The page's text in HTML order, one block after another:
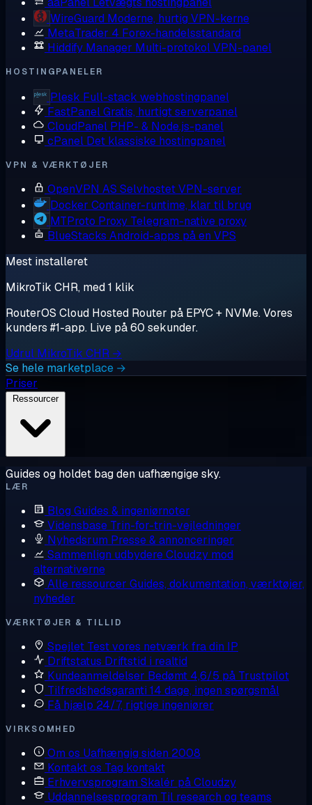
WireGuard Moderne, hurtig VPN-kerne
MetaTrader 4 Forex-handelsstandard
Hiddify Manager Multi-protokol VPN-panel
HOSTINGPANELER
Plesk Full-stack webhostingpanel
FastPanelGratis, hurtigt serverpanel
CloudPanel PHP- & Node.js-panel
cPanel Det klassiske hostingpanel
VPN & VÆRKTØJER
OpenVPN AS Selvhostet VPN-server
Docker Container-runtime, klar til brug
MTProto Proxy Telegram-native proxy
BlueStacks Android-apps på en VPS
Mest installeret
MikroTik CHR, med 1 klik
RouterOS Cloud Hosted Router på EPYC + NVMe. Vores
kunders #1-app. Live på 60 sekunder.
Udrul MikroTik CHR →
Se hele marketplace →
Priser
Ressourcer
Guides og holdet bag den uafhængige sky.
LÆR
Blog Guides & ingeniørnoter
Vidensbase Trin-for-trin-vejledninger
Nyhedsrum Presse & annonceringer
Sammenlign udbydereCloudzy mod
alternativerne
Alle ressourcer Guides, dokumentation, værktøjer,
nyheder
VÆRKTØJER & TILLID
Spejlet Test vores netværk fra din IP
Driftstatus Driftstid i realtid
Kundeanmeldelser Bedømt 4,6/5 på Trustpilot
Tilfredshedsgaranti 14 dage, ingen spørgsmål
Få hjælp 24/7, rigtige ingeniører
VIRKSOMHED
Om os Uafhængig siden 2008
Kontakt os Tag kontakt
Erhvervsprogram Skalér på Cloudzy
Uddannelsesprogram Til research og teams